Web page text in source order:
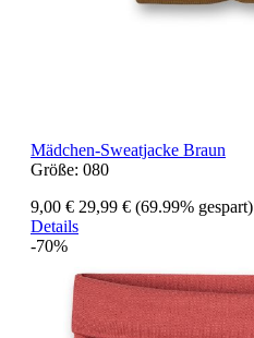
Mädchen-Sweatjacke Braun
Größe: 080
9,00 € 29,99 € (69.99% gespart)
Details
-70%